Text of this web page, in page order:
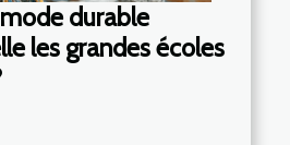
durable
les grandes écoles